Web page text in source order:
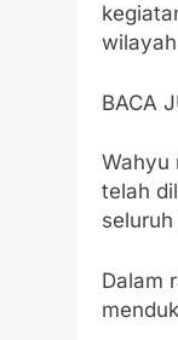
BACA
Wahyu
telah
Dalam